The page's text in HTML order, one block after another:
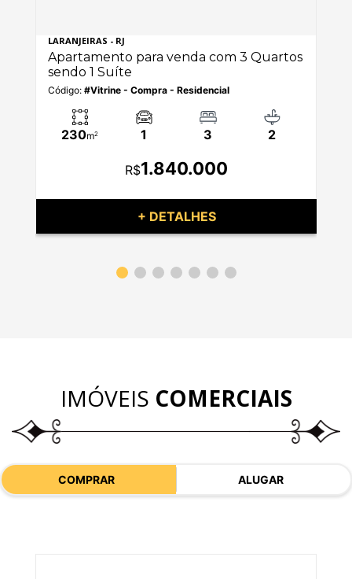
LARANJEIRAS - RJ
Apartamento para venda com 3 Quartos
sendo 1 Suíte
Código: #Vitrine - Compra - Residencial
230m2 1 3 2
R$1.840.000
+ DETALHES
IMÓVEIS COMERCIAIS
COMPRAR ALUGAR